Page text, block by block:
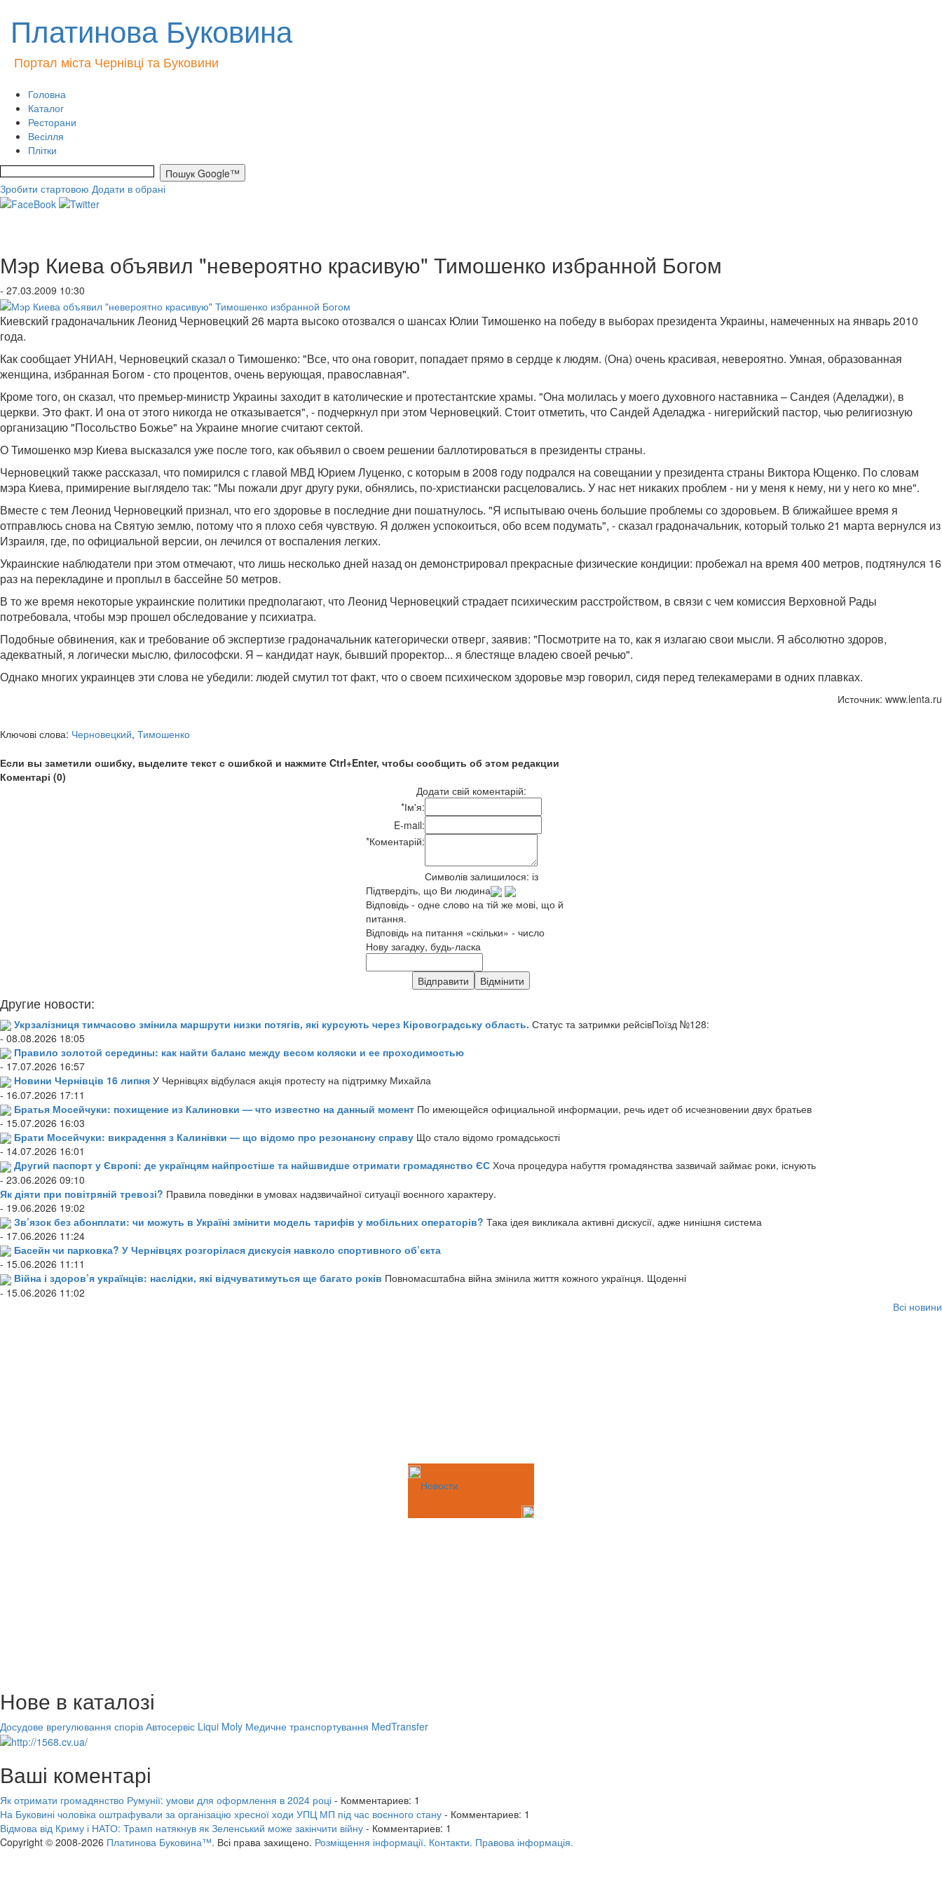
Платинова Буковина
Портал міста Чернівці та Буковини
Головна
Каталог
Ресторани
Весілля
Плітки
Зробити стартовою Додати в обрані
Мэр Киева объявил "невероятно красивую" Тимошенко избранной Богом
- 27.03.2009 10:30
Киевский градоначальник Леонид Черновецкий 26 марта высоко отозвался о шансах Юлии Тимошенко на победу в выборах президента Украины, намеченных на январь 2010
года.
Как сообщает УНИАН, Черновецкий сказал о Тимошенко: "Все, что она говорит, попадает прямо в сердце к людям. (Она) очень красивая, невероятно. Умная, образованная
женщина, избранная Богом - сто процентов, очень верующая, православная".
Кроме того, он сказал, что премьер-министр Украины заходит в католические и протестантские храмы. "Она молилась у моего духовного наставника – Сандея (Аделаджи), в
церкви. Это факт. И она от этого никогда не отказывается", - подчеркнул при этом Черновецкий. Стоит отметить, что Сандей Аделаджа - нигерийский пастор, чью религиозную
организацию "Посольство Божье" на Украине многие считают сектой.
О Тимошенко мэр Киева высказался уже после того, как объявил о своем решении баллотироваться в президенты страны.
Черновецкий также рассказал, что помирился с главой МВД Юрием Луценко, с которым в 2008 году подрался на совещании у президента страны Виктора Ющенко. По словам
мэра Киева, примирение выглядело так: "Мы пожали друг другу руки, обнялись, по-христиански расцеловались. У нас нет никаких проблем - ни у меня к нему, ни у него ко мне".
Вместе с тем Леонид Черновецкий признал, что его здоровье в последние дни пошатнулось. "Я испытываю очень большие проблемы со здоровьем. В ближайшее время я
отправлюсь снова на Святую землю, потому что я плохо себя чувствую. Я должен успокоиться, обо всем подумать", - сказал градоначальник, который только 21 марта вернулся из
Израиля, где, по официальной версии, он лечился от воспаления легких.
Украинские наблюдатели при этом отмечают, что лишь несколько дней назад он демонстрировал прекрасные физические кондиции: пробежал на время 400 метров, подтянулся 16
раз на перекладине и проплыл в бассейне 50 метров.
В то же время некоторые украинские политики предполагают, что Леонид Черновецкий страдает психическим расстройством, в связи с чем комиссия Верховной Рады
потребовала, чтобы мэр прошел обследование у психиатра.
Подобные обвинения, как и требование об экспертизе градоначальник категорически отверг, заявив: "Посмотрите на то, как я излагаю свои мысли. Я абсолютно здоров,
адекватный, я логически мыслю, философски. Я – кандидат наук, бывший проректор... я блестяще владею своей речью".
Однако многих украинцев эти слова не убедили: людей смутил тот факт, что о своем психическом здоровье мэр говорил, сидя перед телекамерами в одних плавках.
Источник: www.lenta.ru
Ключові слова: Черновецкий, Тимошенко
Если вы заметили ошибку, выделите текст с ошибкой и нажмите Ctrl+Enter, чтобы сообщить об этом редакции
Коментарі (0)
Додати свій коментарій:
*Ім'я:
E-mail:
*Коментарій:
Символів залишилося: із
Підтвердіть, що Ви людина
Відповідь - одне слово на тій же мові, що й
питання.
Відповідь на питання «скільки» - число
Нову загадку, будь-ласка
Другие новости:
Укрзалізниця тимчасово змінила маршрути низки потягів, які курсують через Кіровоградську область. Статус та затримки рейсівПоїзд №128:
- 08.08.2026 18:05
Правило золотой середины: как найти баланс между весом коляски и ее проходимостью
- 17.07.2026 16:57
Новини Чернівців 16 липня У Чернівцях відбулася акція протесту на підтримку Михайла
- 16.07.2026 17:11
Братья Мосейчуки: похищение из Калиновки — что известно на данный момент По имеющейся официальной информации, речь идет об исчезновении двух братьев
- 15.07.2026 16:03
Брати Мосейчуки: викрадення з Калинівки — що відомо про резонансну справу Що стало відомо громадськості
- 14.07.2026 16:01
Другий паспорт у Європі: де українцям найпростіше та найшвидше отримати громадянство ЄС Хоча процедура набуття громадянства зазвичай займає роки, існують
- 23.06.2026 09:10
Як діяти при повітряній тревозі? Правила поведінки в умовах надзвичайної ситуації воєнного характеру.
- 19.06.2026 19:02
Зв’язок без абонплати: чи можуть в Україні змінити модель тарифів у мобільних операторів? Така ідея викликала активні дискусії, адже нинішня система
- 17.06.2026 11:24
Басейн чи парковка? У Чернівцях розгорілася дискусія навколо спортивного об’єкта
- 15.06.2026 11:11
Війна і здоров’я українців: наслідки, які відчуватимуться ще багато років Повномасштабна війна змінила життя кожного українця. Щоденні
- 15.06.2026 11:02
Всі новини
Новости
Нове в каталозі
Досудове врегулювання спорів Автосервіс Liqui Moly Медичне транспортування MedTransfer
Ваші коментарі
Як отримати громадянство Румунії: умови для оформлення в 2024 році - Комментариев: 1
На Буковині чоловіка оштрафували за організацію хресної ходи УПЦ МП під час воєнного стану - Комментариев: 1
Відмова від Криму і НАТО: Трамп натякнув як Зеленський може закінчити війну - Комментариев: 1
Copyright © 2008-2026 Платинова Буковина™. Всі права захищено. Розміщення інформації. Контакти. Правова інформація.